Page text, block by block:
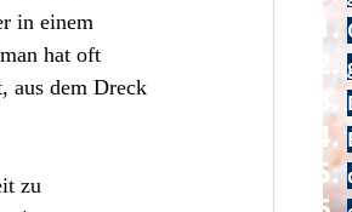
in einem
hat oft
aus dem Dreck
zu